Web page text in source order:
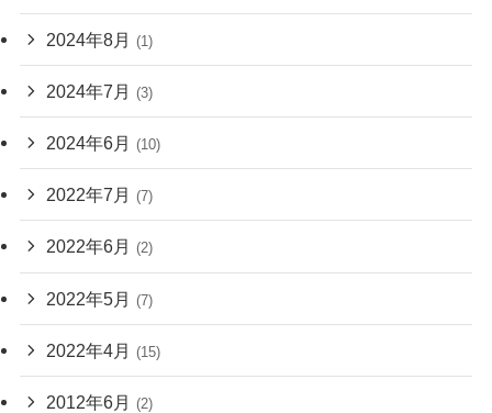
2024年8月 (1)
2024年7月 (3)
2024年6月 (10)
2022年7月 (7)
2022年6月 (2)
2022年5月 (7)
2022年4月 (15)
2012年6月 (2)